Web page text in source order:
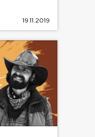
19.11.2019